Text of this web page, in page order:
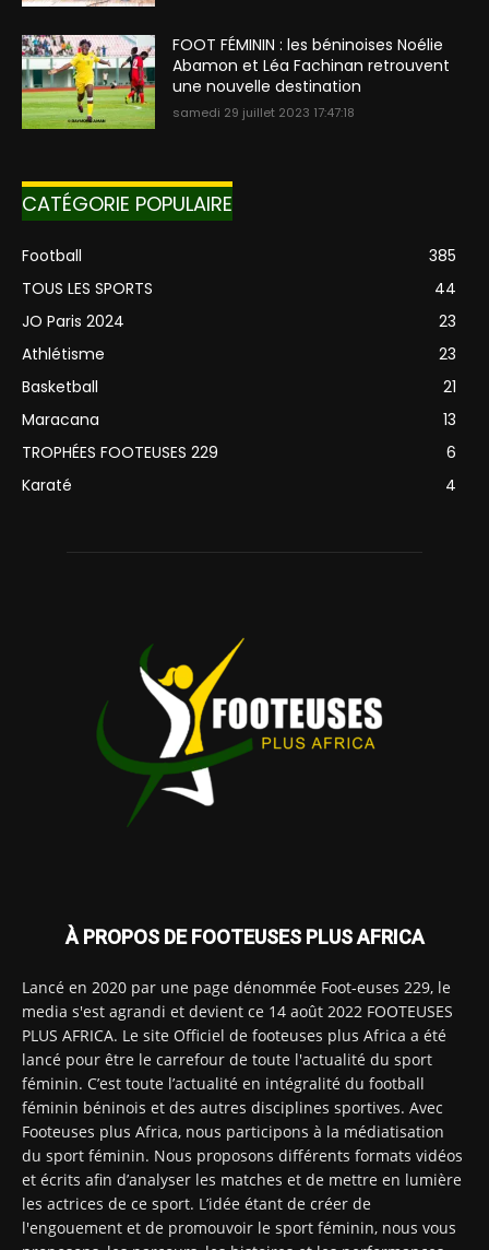
FOOT FÉMININ : les béninoises Noélie
Abamon et Léa Fachinan retrouvent
une nouvelle destination
samedi 29 juillet 2023 17:47:18
CATÉGORIE POPULAIRE
Football
385
TOUS LES SPORTS
44
JO Paris 2024
23
Athlétisme
23
Basketball
21
Maracana
13
TROPHÉES FOOTEUSES 229
6
Karaté
4
À PROPOS DE FOOTEUSES PLUS AFRICA
Lancé en 2020 par une page dénommée Foot-euses 229, le
media s'est agrandi et devient ce 14 août 2022 FOOTEUSES
PLUS AFRICA. Le site Officiel de footeuses plus Africa a été
lancé pour être le carrefour de toute l'actualité du sport
féminin. C’est toute l’actualité en intégralité du football
féminin béninois et des autres disciplines sportives. Avec
Footeuses plus Africa, nous participons à la médiatisation
du sport féminin. Nous proposons différents formats vidéos
et écrits afin d’analyser les matches et de mettre en lumière
les actrices de ce sport. L’idée étant de créer de
l'engouement et de promouvoir le sport féminin, nous vous